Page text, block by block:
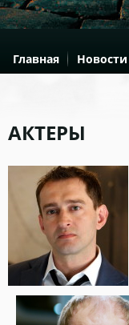
Главная Новости
АКТЕРЫ